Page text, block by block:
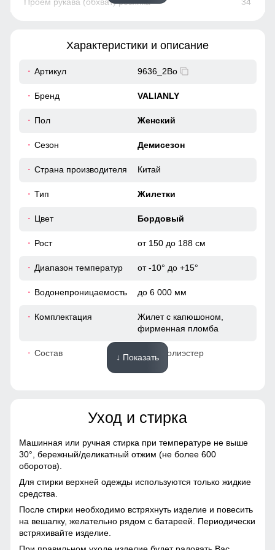
44
Характеристики и описание
Артикул 9636_2Bo
Бренд VALIANLY
Пол Женский
Сезон Демисезон
Страна производителя Китай
Тип Жилетки
Цвет Бордовый
Рост от 150 до 188 см
Диапазон температур от -10° до +15°
Водонепроницаемость до 6 000 мм
Комплектация
Жилет с капюшоном,
фирменная пломба
Состав 100% полиэстер
полиэстер, дышащая
вентиляционная сетка Air
Подкладка воротника
Материал
Технологичная
основе полиэстера
Материал утеплителя
↓ Показать
Уход и стирка
Машинная или ручная стирка при температуре не выше
30°, бережный/деликатный отжим (не более 600
оборотов).
Для стирки верхней одежды используются только жидкие
средства.
После стирки необходимо встряхнуть изделие и повесить
на вешалку, желательно рядом с батареей. Периодически
встряхивайте изделие.